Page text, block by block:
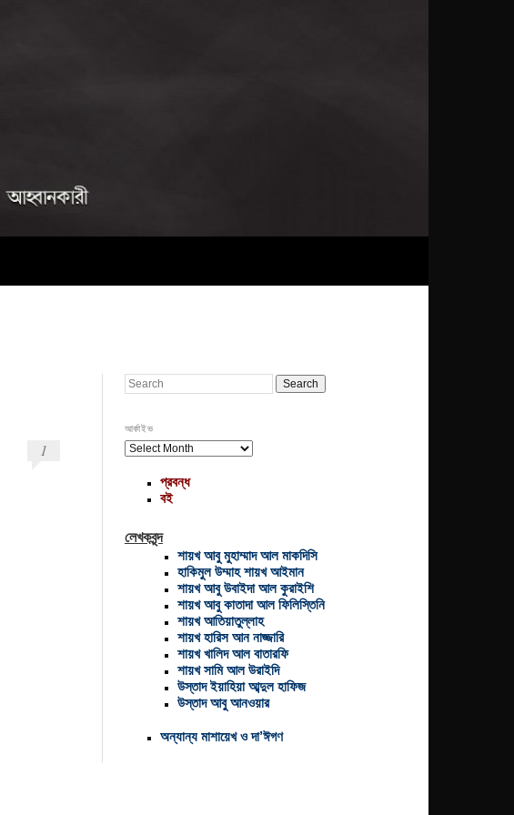
1
Search
আর্কাইভ
আর্কাইভ
প্রবন্ধ
বই
লেখকবৃন্দ
শায়খ আবু মুহাম্মাদ আল মাকদিসি
হাকিমুল উম্মাহ শায়খ আইমান
শায়খ আবু উবাইদা আল কুরাইশি
শায়খ আবু কাতাদা আল ফিলিস্তিনি
শায়খ আতিয়াতুল্লাহ
শায়খ হারিস আন নাজ্জারি
শায়খ খালিদ আল বাতারফি
শায়খ সামি আল উরাইদি
উস্তাদ ইয়াহিয়া আব্দুল হাফিজ
উস্তাদ আবু আনওয়ার
অন্যান্য মাশায়েখ ও দা’ঈগণ